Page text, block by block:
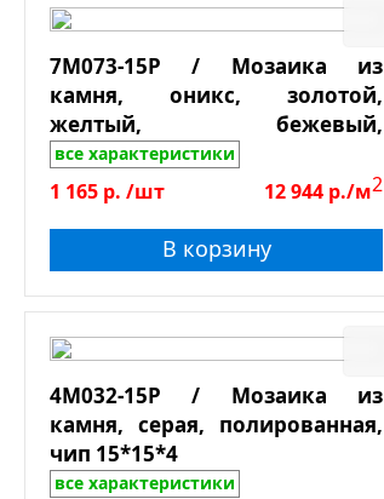
7M073-15P / Мозаика из
камня, оникс, золотой,
желтый, бежевый,
полированный, чип 15*15*7
все характеристики
1 165 р. /шт 12 944 р./м2
В корзину
4M032-15P / Мозаика из
камня, серая, полированная,
чип 15*15*4
все характеристики